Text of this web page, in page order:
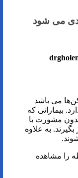
می شود
می باشد
بیمارانی که
بدون مشورت با
به علاوه
را مشاهده